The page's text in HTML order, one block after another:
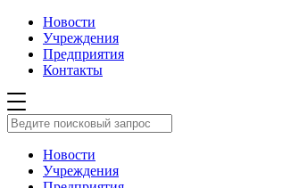
Новости
Учреждения
Предприятия
Контакты
Новости
Учреждения